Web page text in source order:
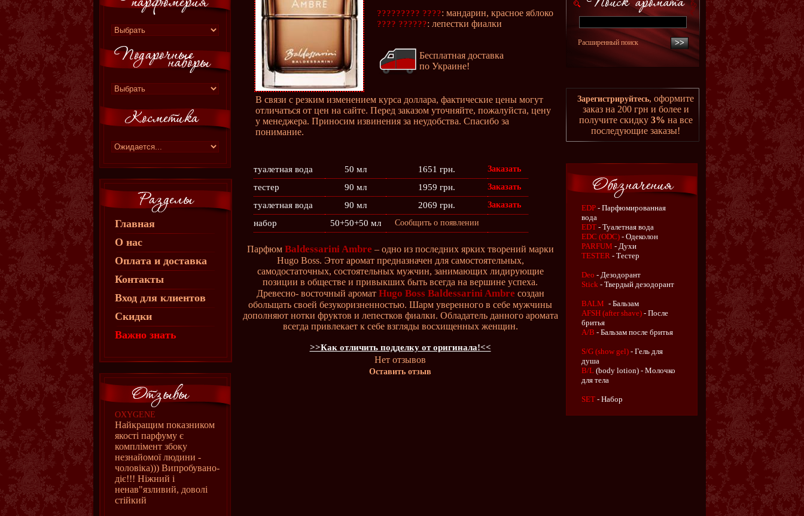
Главная
О нас
Оплата и доставка
Контакты
Вход для клиентов
Скидки
Важно знать
OXYGENE
Найкращим показником
якості парфуму є
комплімент збоку
незнайомої людини -
чоловіка))) Випробувано-
діє!!! Ніжний і
ненав"язливий, доволі
стійкий
????????? ????: мандарин, красное яблоко
???? ??????: лепестки фиалки
Бесплатная доставка
по Украине!
В связи с резким изменением курса доллара, фактические цены могут
отличаться от цен на сайте. Перед заказом уточняйте, пожалуйста, цену
у менеджера. Приносим извинения за неудобства. Спасибо за
понимание.
туалетная вода 50 мл 1651 грн. Заказать
тестер 90 мл 1959 грн. Заказать
туалетная вода 90 мл 2069 грн. Заказать
набор 50+50+50 мл Сообщить о появлении
Парфюм Baldessarini Ambre – одно из последних ярких творений марки
Hugo Boss. Этот аромат предназначен для самостоятельных,
самодостаточных, состоятельных мужчин, занимающих лидирующие
позиции в обществе и привыкших быть всегда на вершине успеха.
Древесно- восточный аромат Hugo Boss Baldessarini Ambre создан
обольщать своей безукоризненностью. Шарм уверенного в себе мужчины
дополняют нотки фруктов и лепестков фиалки. Обладатель данного аромата
всегда привлекает к себе взгляды восхищенных женщин.
>>Как отличить подделку от оригинала!<<
Нет отзывов
Оставить отзыв
Расширенный поиск
Зарегистрируйтесь, оформите
заказ на 200 грн и более и
получите скидку 3% на все
последующие заказы!
EDP - Парфюмированная
вода
EDT - Туалетная вода
EDC (ODC) - Одеколон
PARFUM - Духи
TESTER - Тестер
Deo - Дезодорант
Stick - Твердый дезодорант
BALM - Бальзам
AFSH (after shave) - После
бритья
A/B - Бальзам после бритья
S/G (show gel) - Гель для
душа
B/L (body lotion) - Молочко
для тела
SET - Набор